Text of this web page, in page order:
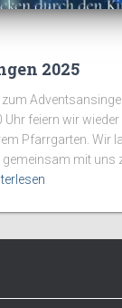
2025
Uhr feiern wir
Pfarrgarten. Wir
gemeinsam mit uns